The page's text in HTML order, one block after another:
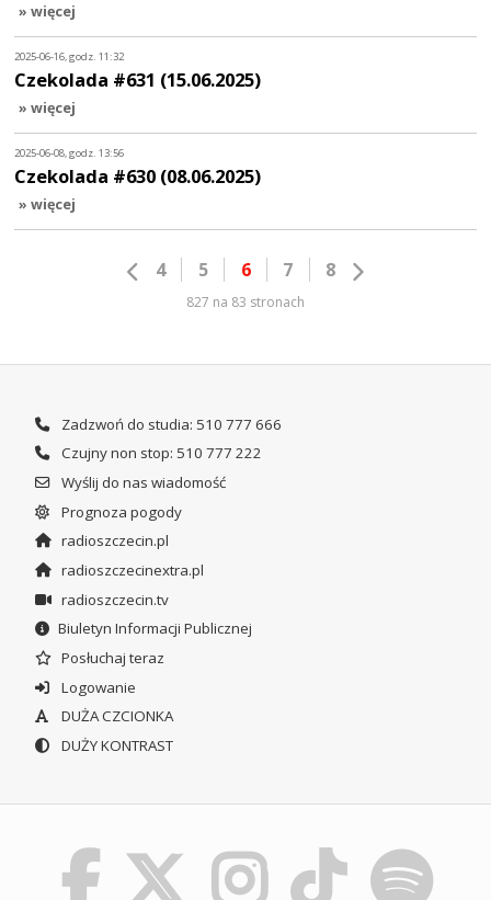
» więcej
2025-06-16, godz. 11:32
Czekolada #631 (15.06.2025)
» więcej
2025-06-08, godz. 13:56
Czekolada #630 (08.06.2025)
» więcej
4 5 6 7 8
827 na 83 stronach
Zadzwoń do studia: 510 777 666
Czujny non stop: 510 777 222
Wyślij do nas wiadomość
Prognoza pogody
radioszczecin.pl
radioszczecinextra.pl
radioszczecin.tv
Biuletyn Informacji Publicznej
Posłuchaj teraz
Logowanie
DUŻA CZCIONKA
DUŻY KONTRAST